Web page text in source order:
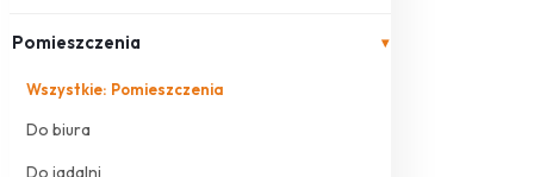
Pomieszczenia ▾
Wszystkie: Pomieszczenia
Do biura
Do jadalni